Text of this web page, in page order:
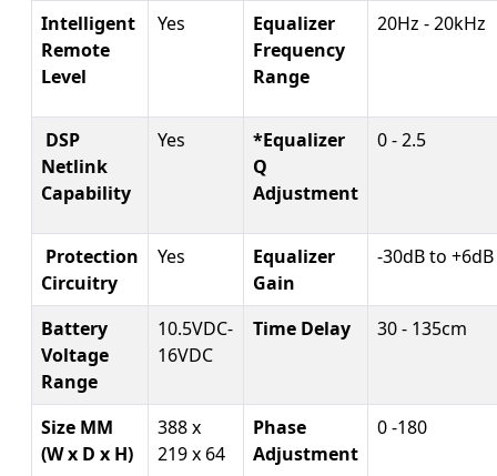
Intelligent
Remote
Level
Yes
Equalizer
Frequency
Range
20Hz - 20kHz
DSP
Netlink
Capability
Yes
*Equalizer
Q
Adjustment
0 - 2.5
Protection
Circuitry
Yes
Equalizer
Gain
-30dB to +6dB
Battery
Voltage
Range
10.5VDC-
16VDC
Time Delay 30 - 135cm
Size MM
(W x D x H)
388 x
219 x 64
Phase
Adjustment
0 -180